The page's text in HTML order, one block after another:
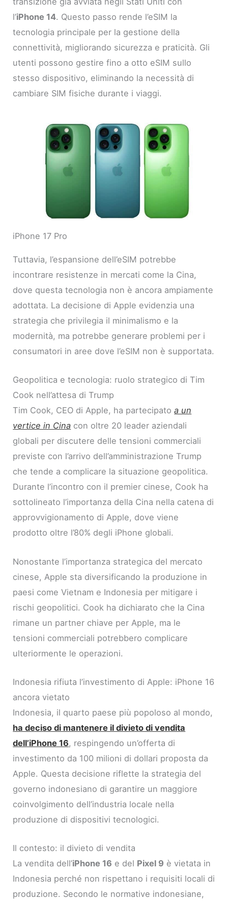
l’iPhone 14. Questo passo rende l’eSIM la
tecnologia principale per la gestione della
connettività, migliorando sicurezza e praticità. Gli
utenti possono gestire fino a otto eSIM sullo
stesso dispositivo, eliminando la necessità di
cambiare SIM fisiche durante i viaggi.
iPhone 17 Pro
Tuttavia, l’espansione dell’eSIM potrebbe
incontrare resistenze in mercati come la Cina,
dove questa tecnologia non è ancora ampiamente
adottata. La decisione di Apple evidenzia una
strategia che privilegia il minimalismo e la
modernità, ma potrebbe generare problemi per i
consumatori in aree dove l’eSIM non è supportata.
Geopolitica e tecnologia: ruolo strategico di Tim
Cook nell’attesa di Trump
Tim Cook, CEO di Apple, ha partecipatoa un
vertice in Cina con oltre 20 leader aziendali
globali per discutere delle tensioni commerciali
previste con l’arrivo dell’amministrazione Trump
che tende a complicare la situazione geopolitica.
Durante l’incontro con il premier cinese, Cook ha
sottolineato l’importanza della Cina nella catena di
approvvigionamento di Apple, dove viene
prodotto oltre l’80% degli iPhone globali.
Nonostante l’importanza strategica del mercato
cinese, Apple sta diversificando la produzione in
paesi come Vietnam e Indonesia per mitigare i
rischi geopolitici. Cook ha dichiarato che la Cina
rimane un partner chiave per Apple, ma le
tensioni commerciali potrebbero complicare
ulteriormente le operazioni.
Indonesia rifiuta l’investimento di Apple: iPhone 16
ancora vietato
Indonesia, il quarto paese più popoloso al mondo,
ha deciso di mantenere il divieto di vendita
dell’iPhone 16, respingendo un’offerta di
investimento da 100 milioni di dollari proposta da
Apple. Questa decisione riflette la strategia del
governo indonesiano di garantire un maggiore
coinvolgimento dell’industria locale nella
produzione di dispositivi tecnologici.
Il contesto: il divieto di vendita
La vendita dell’iPhone 16 e del Pixel 9 è vietata in
Indonesia perché non rispettano i requisiti locali di
produzione. Secondo le normative indonesiane,